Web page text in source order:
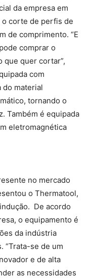
da empresa em
o corte de perfis de
de comprimento. “E
comprar o
que quer cortar”,
com
do material
tornando o
Também é equipada
eletromagnética
no mercado
o Thermatool,
De acordo
o equipamento é
da indústria
“Trata-se de um
e de alta
as necessidades